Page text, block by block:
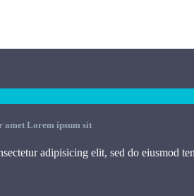
amet Lorem ipsum sit
adipisicing elit, sed do eiusmod